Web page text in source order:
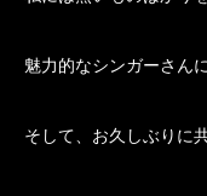
魅力的なシンガーさん
そして、お久しぶりに